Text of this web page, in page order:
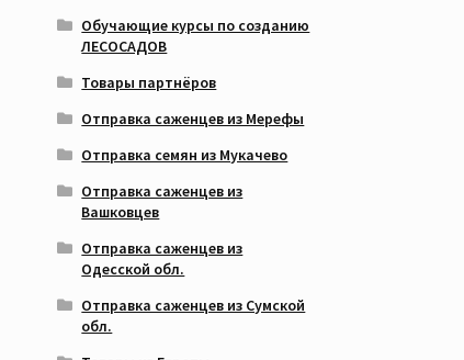
Обучающие курсы по созданию
ЛЕСОСАДОВ
Товары партнёров
Отправка саженцев из Мерефы
Отправка семян из Мукачево
Отправка саженцев из
Вашковцев
Отправка саженцев из
Одесской обл.
Отправка саженцев из Сумской
обл.